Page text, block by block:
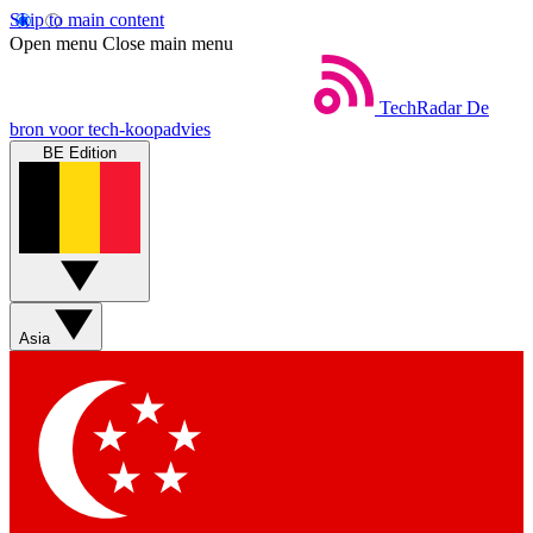
Skip to main content
Open menu Close main menu
TechRadar De
bron voor tech-koopadvies
BE Edition
Asia